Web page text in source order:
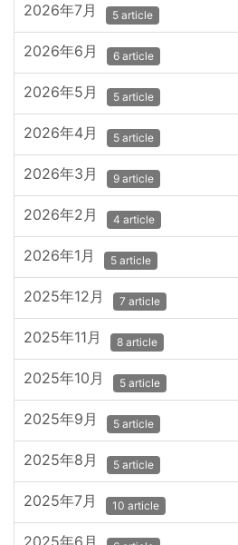
2026年7月 5 article
2026年6月 6 article
2026年5月 5 article
2026年4月 5 article
2026年3月 9 article
2026年2月 4 article
2026年1月 5 article
2025年12月 7 article
2025年11月 8 article
2025年10月 5 article
2025年9月 5 article
2025年8月 5 article
2025年7月 10 article